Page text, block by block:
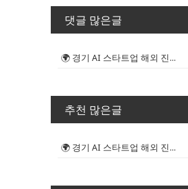
댓글 많은글
🌍 경기 AI 스타트업 해외 진출 판...
추천 많은글
🌍 경기 AI 스타트업 해외 진출 판...